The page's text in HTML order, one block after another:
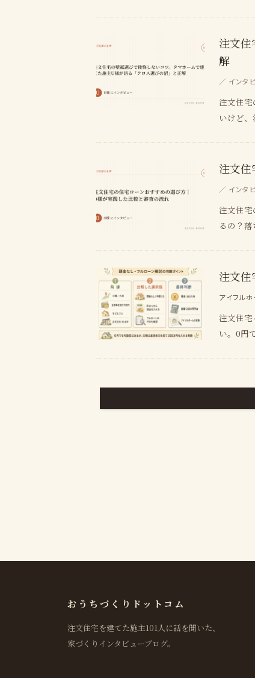
注文
解
／ インタ
注文住
いけど
注文
／ インタ
注文住
るの？
注文
アイフル
注文住
い。0円
おうちづくりドットコム
注文住宅を建てた施主101人に話を聞いた、
家づくりインタビューブログ。